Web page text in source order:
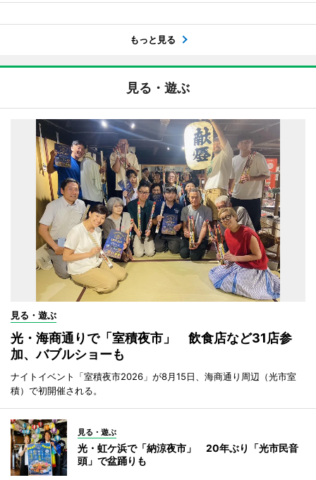
もっと見る
見る・遊ぶ
見る・遊ぶ
光・海商通りで「室積夜市」 飲食店など31店参
加、バブルショーも
ナイトイベント「室積夜市2026」が8月15日、海商通り周辺（光市室
積）で初開催される。
見る・遊ぶ
光・虹ケ浜で「納涼夜市」 20年ぶり「光市民音
頭」で盆踊りも